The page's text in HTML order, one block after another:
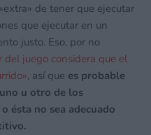
de tener que ejecutar
que ejecutar en un
justo. Eso, por no
del juego considera que el
, así que es probable
u otro de los
ésta no sea adecuado